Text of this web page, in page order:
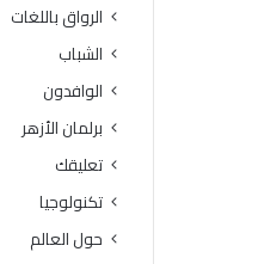
الرواق باللغات
الشباب
الوافدون
برلمان الأزهر
تعليقك
تكنولوجيا
حول العالم